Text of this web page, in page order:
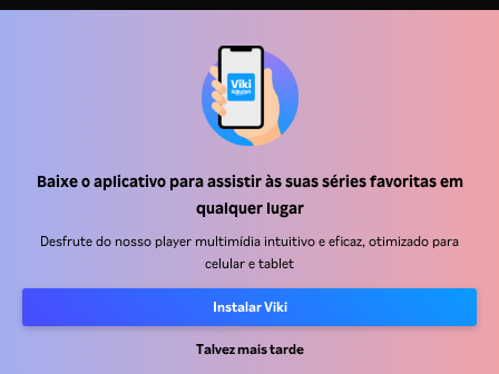
Baixe o aplicativo para assistir às suas séries favoritas em
qualquer lugar
Desfrute do nosso player multimídia intuitivo e eficaz, otimizado para
celular e tablet
Instalar Viki
Talvez mais tarde
Termos de uso